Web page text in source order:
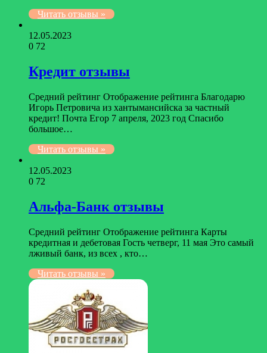
Читать отзывы »
12.05.2023
0 72
Кредит отзывы
Средний рейтинг Отображение рейтинга Благодарю
Игорь Петровича из хантымансийска за частный
кредит! Почта Егор 7 апреля, 2023 год Спасибо
большое…
Читать отзывы »
12.05.2023
0 72
Альфа-Банк отзывы
Средний рейтинг Отображение рейтинга Карты
кредитная и дебетовая Гость четверг, 11 мая Это самый
лживый банк, из всех , кто…
Читать отзывы »